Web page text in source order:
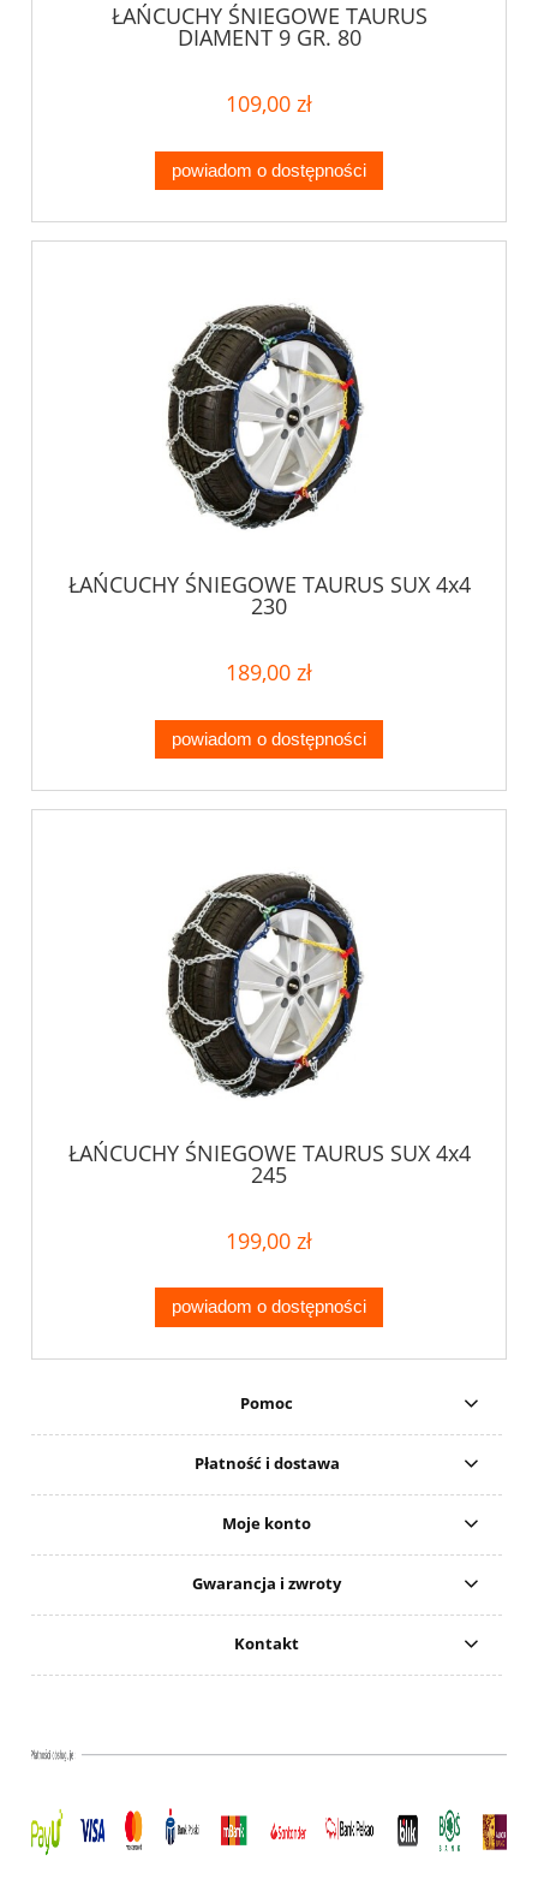
ŁAŃCUCHY ŚNIEGOWE TAURUS
DIAMENT 9 GR. 80
109,00 zł
powiadom o dostępności
ŁAŃCUCHY ŚNIEGOWE TAURUS SUX 4x4
230
189,00 zł
powiadom o dostępności
ŁAŃCUCHY ŚNIEGOWE TAURUS SUX 4x4
245
199,00 zł
powiadom o dostępności
Pomoc
Płatność i dostawa
Moje konto
Gwarancja i zwroty
Kontakt